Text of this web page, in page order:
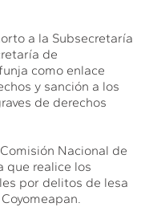
a la Subsecretaría
de
como enlace
y sanción a los
de derechos
Nacional de
que realice los
por delitos de lesa